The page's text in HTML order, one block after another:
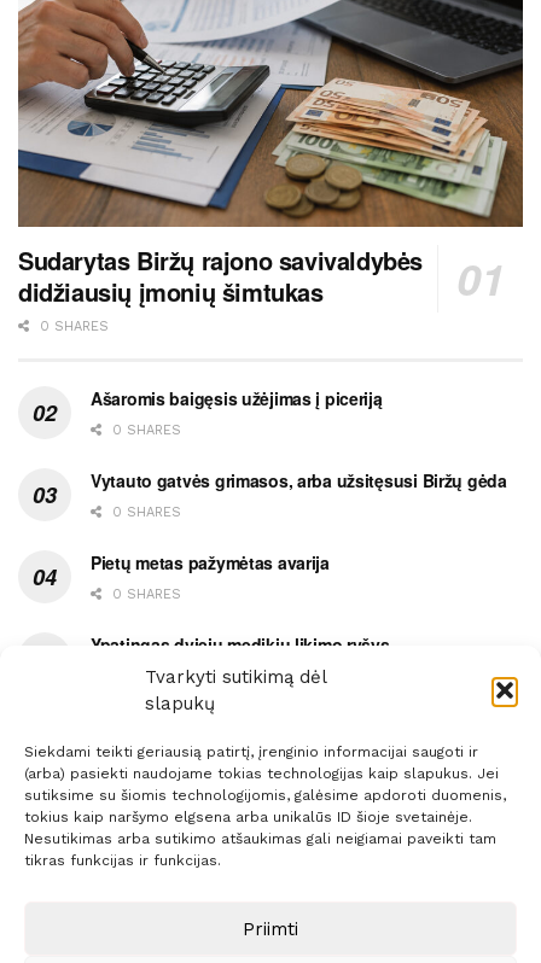
Tvarkyti sutikimą dėl
slapukų
Siekdami teikti geriausią patirtį, įrenginio informacijai saugoti ir
(arba) pasiekti naudojame tokias technologijas kaip slapukus. Jei
sutiksime su šiomis technologijomis, galėsime apdoroti duomenis,
tokius kaip naršymo elgsena arba unikalūs ID šioje svetainėje.
Nesutikimas arba sutikimo atšaukimas gali neigiamai paveikti tam
tikras funkcijas ir funkcijas.
Priimti
Sudarytas Biržų rajono savivaldybės
didžiausių įmonių šimtukas
0 SHARES
Ašaromis baigęsis užėjimas į piceriją
0 SHARES
Vytauto gatvės grimasos, arba užsitęsusi Biržų gėda
0 SHARES
Pietų metas pažymėtas avarija
0 SHARES
Ypatingas dviejų medikių likimo ryšys
0 SHARES
Prenumerata Reklama Taisyklės Kontaktai